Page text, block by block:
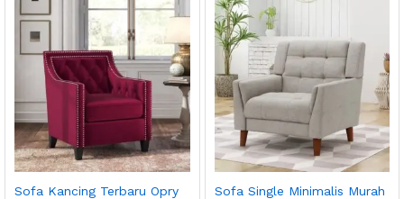
Sofa Kancing Terbaru Opry
Sofa Single Minimalis Murah